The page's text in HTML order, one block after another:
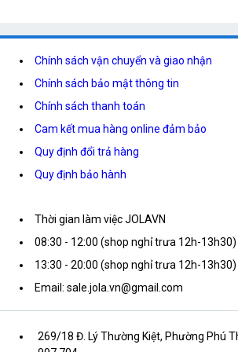
Chính sách vận chuyển và giao nhận
Chính sách bảo mật thông tin
Chính sách thanh toán
Cam kết mua hàng online đảm bảo
Quy định đổi trả hàng
Quy định bảo hành
Thời gian làm việc JOLAVN
08:30 - 12:00 (shop nghỉ trưa 12h-13h30)
13:30 - 20:00 (shop nghỉ trưa 12h-13h30)
Email: sale.jola.vn@gmail.com
269/18 Đ. Lý Thường Kiệt, Phường Phú